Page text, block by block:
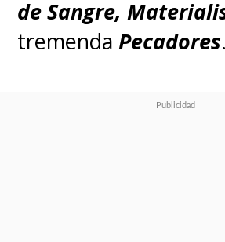
de Sangre,
tremendaPecadores.